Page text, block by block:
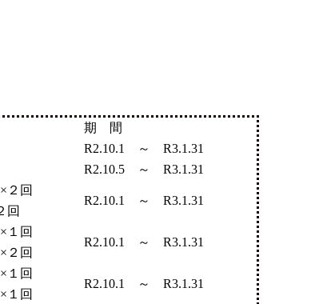
期 間
R2.10.1 ～ R3.1.31
R2.10.5 ～ R3.1.31
回
R2.10.1 ～ R3.1.31
回
回
R2.10.1 ～ R3.1.31
２回
回
R2.10.1 ～ R3.1.31
１回